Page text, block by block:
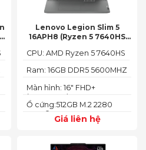
Lenovo Legion Slim 5
16APH8 (Ryzen 5 7640HS
4060 16″ FHD+ 144Hz)
Giá liên hệ
Ổ cứng:512GB M.2 2280
PCIe® 4.0 x4 SSD
Màn hình: 16" FHD+
(1920x1200) IPS
Ram: 16GB DDR5 5600MHZ
CPU: AMD Ryzen 5 7640HS